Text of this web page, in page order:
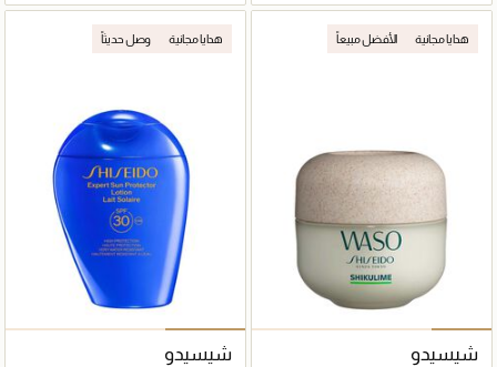
هدايا مجانية الأفضل مبيعاً
شيسيدو
هدايا مجانية وصل حديثاً
شيسيدو